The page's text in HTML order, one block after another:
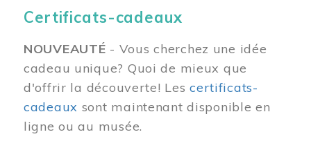
Certificats-cadeaux
NOUVEAUTÉ - Vous cherchez une idée
cadeau unique? Quoi de mieux que
d'offrir la découverte! Lescertificats-
cadeaux sont maintenant disponible en
ligne ou au musée.